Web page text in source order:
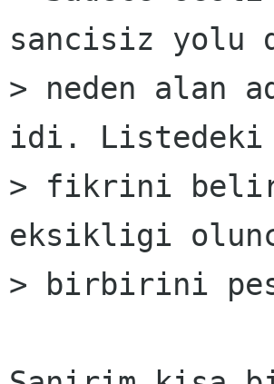
sancisiz yolu
> neden alan
idi. Listedeki
> fikrini
eksikligi
> birbirini